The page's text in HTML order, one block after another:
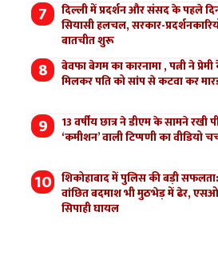
दिल्ली में प्रदर्शन और संसद के पहले
सियासी हलचल, सरकार-
बातचीत शुरू
बेवफा बेगम का कारनामा , पत्नी ने
मिलकर पति को सांप से कटवा कर
13 वर्षीय छात्र ने डीएम के सामने रखी
‘कमीशन’ वाली टिप्पणी का वीडियो
शिकोहाबाद में पुलिस की बड़ी
वांछित बदमाश भी मुठभेड़ में ढेर,
सिपाही घायल